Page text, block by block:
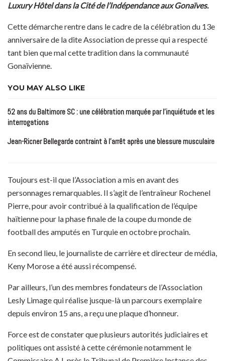
Luxury Hôtel dans la Cité de l’Indépendance aux Gonaïves.
Cette démarche rentre dans le cadre de la célébration du 13e
anniversaire de la dite Association de presse qui a respecté
tant bien que mal cette tradition dans la communauté
Gonaïvienne.
YOU MAY ALSO LIKE
52 ans du Baltimore SC : une célébration marquée par l’inquiétude et les
interrogations
Jean-Ricner Bellegarde contraint à l’arrêt après une blessure musculaire
Toujours est-il que l’Association a mis en avant des
personnages remarquables. Il s’agit de l’entraîneur Rochenel
Pierre, pour avoir contribué à la qualification de l’équipe
haïtienne pour la phase finale de la coupe du monde de
football des amputés en Turquie en octobre prochain.
En second lieu, le journaliste de carrière et directeur de média,
Keny Morose a été aussi récompensé.
Par ailleurs, l’un des membres fondateurs de l’Association
Lesly Limage qui réalise jusque-là un parcours exemplaire
depuis environ 15 ans, a reçu une plaque d’honneur.
Force est de constater que plusieurs autorités judiciaires et
politiques ont assisté à cette cérémonie notamment le